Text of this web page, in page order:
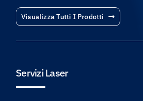
Visualizza Tutti I Prodotti
Servizi Laser